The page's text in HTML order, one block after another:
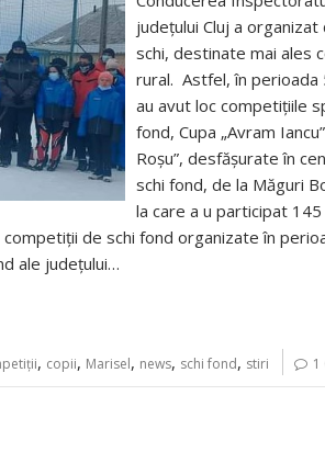
județului Cluj a
schi, destinate mai ales
rural. Astfel, în
au avut loc competițiile
fond, Cupa „Avram
Roșu”, desfășurate în
schi fond, de la Măguri
la care a u participat
de schi fond organizate în
ale județului…
, copii, Marisel, news, schi fond, stiri 1